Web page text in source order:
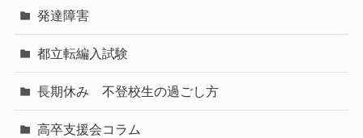
発達障害
都立転編入試験
長期休み 不登校生の過ごし方
高卒支援会コラム